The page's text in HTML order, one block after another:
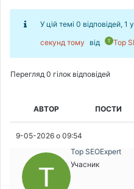
У цій темі 0 відповідей,
секунд тому
від Top
Перегляд 0 гілок відповідей
АВТОР ПОСТИ
9-05-2026 о 09:54
Top SEOExpert
Учасник